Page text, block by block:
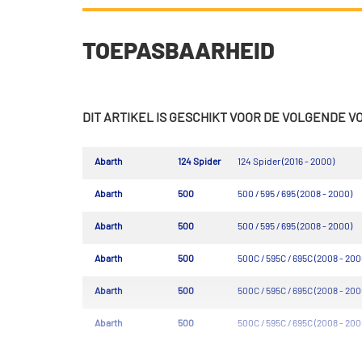
TOEPASBAARHEID
DIT ARTIKEL IS GESCHIKT VOOR DE VOLGENDE
Abarth 124 Spider 124 Spider (2016 - 2000)
Abarth 500 500 / 595 / 695 (2008 - 2000)
Abarth 500 500 / 595 / 695 (2008 - 2000)
Abarth 500 500C / 595C / 695C (2008 -
Abarth 500 500C / 595C / 695C (2008 -
Abarth 500 500C / 595C / 695C (2008 -